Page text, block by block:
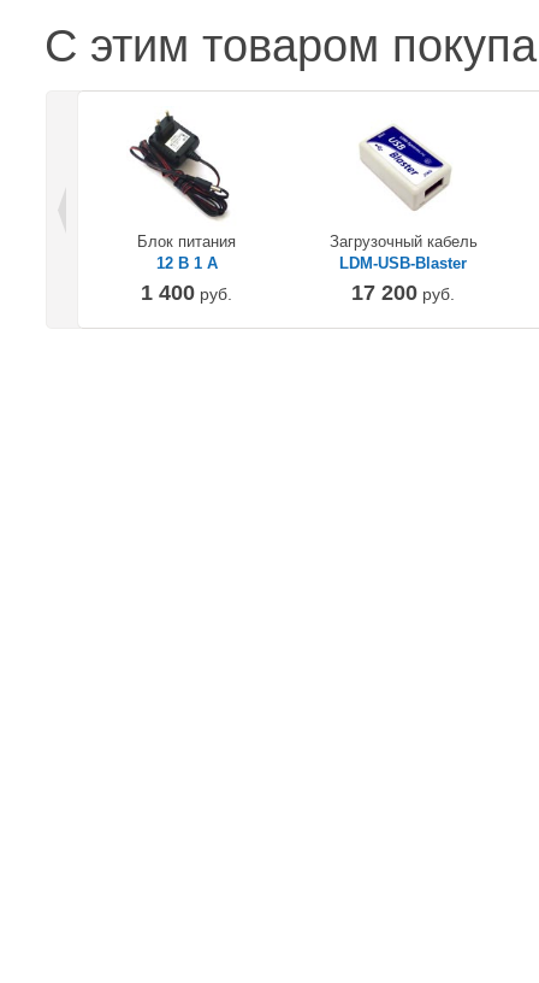
С этим товаром
Блок питания
12 В 1 А
1 400 руб.
Загрузочный кабель
LDM-USB-Blaster
17 200 руб.